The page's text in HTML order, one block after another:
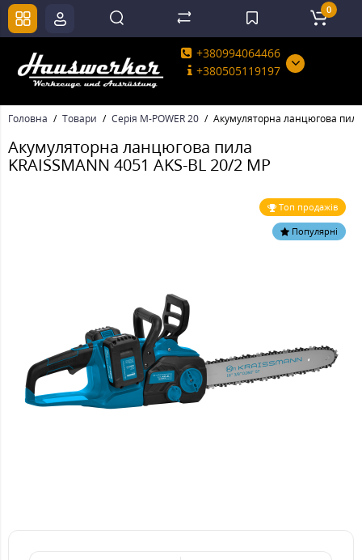
+380994064466
+380505119197
0
Головна Товари Серія M-POWER 20 Акумуляторна ланцюгова пила
Акумуляторна ланцюгова пила
KRAISSMANN 4051 AKS-BL 20/2 MP
Топ продажів
Популярні